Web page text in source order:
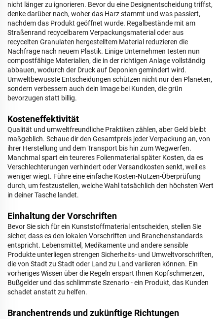
nicht länger zu ignorieren. Bevor du eine Designentscheidung triffst,
denke darüber nach, woher das Harz stammt und was passiert,
nachdem das Produkt geöffnet wurde. Regalbestände mit am
Straßenrand recycelbarem Verpackungsmaterial oder aus
recycelten Granulaten hergestelltem Material reduzieren die
Nachfrage nach neuem Plastik. Einige Unternehmen testen nun
compostfähige Materialien, die in der richtigen Anlage vollständig
abbauen, wodurch der Druck auf Deponien gemindert wird.
Umweltbewusste Entscheidungen schützen nicht nur den Planeten,
sondern verbessern auch dein Image bei Kunden, die grün
bevorzugen statt billig.
Kosteneffektivität
Qualität und umweltfreundliche Praktiken zählen, aber Geld bleibt
maßgeblich. Schaue dir den Gesamtpreis jeder Verpackung an, von
ihrer Herstellung und dem Transport bis hin zum Wegwerfen.
Manchmal spart ein teureres Folienmaterial später Kosten, da es
Verschlechterungen verhindert oder Versandkosten senkt, weil es
weniger wiegt. Führe eine einfache Kosten-Nutzen-Überprüfung
durch, um festzustellen, welche Wahl tatsächlich den höchsten Wert
in deiner Tasche landet.
Einhaltung der Vorschriften
Bevor Sie sich für ein Kunststoffmaterial entscheiden, stellen Sie
sicher, dass es den lokalen Vorschriften und Branchenstandards
entspricht. Lebensmittel, Medikamente und andere sensible
Produkte unterliegen strengen Sicherheits- und Umweltvorschriften,
die von Stadt zu Stadt oder Land zu Land variieren können. Ein
vorheriges Wissen über die Regeln erspart Ihnen Kopfschmerzen,
Bußgelder und das schlimmste Szenario - ein Produkt, das Kunden
schadet anstatt zu helfen.
Branchentrends und zukünftige Richtungen